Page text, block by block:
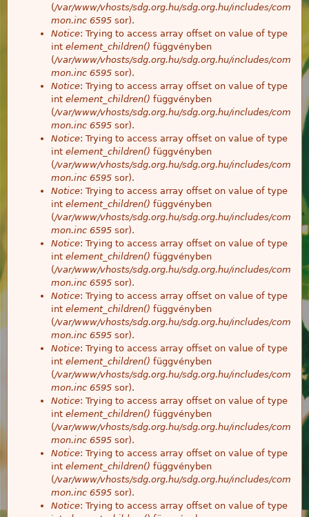
(/var/www/vhosts/sdg.org.hu/sdg.org.hu/includes/com
mon.inc 6595 sor).
Notice: Trying to access array offset on value of type
int element_children() függvényben
(/var/www/vhosts/sdg.org.hu/sdg.org.hu/includes/com
mon.inc 6595 sor).
Notice: Trying to access array offset on value of type
int element_children() függvényben
(/var/www/vhosts/sdg.org.hu/sdg.org.hu/includes/com
mon.inc 6595 sor).
Notice: Trying to access array offset on value of type
int element_children() függvényben
(/var/www/vhosts/sdg.org.hu/sdg.org.hu/includes/com
mon.inc 6595 sor).
Notice: Trying to access array offset on value of type
int element_children() függvényben
(/var/www/vhosts/sdg.org.hu/sdg.org.hu/includes/com
mon.inc 6595 sor).
Notice: Trying to access array offset on value of type
int element_children() függvényben
(/var/www/vhosts/sdg.org.hu/sdg.org.hu/includes/com
mon.inc 6595 sor).
Notice: Trying to access array offset on value of type
int element_children() függvényben
(/var/www/vhosts/sdg.org.hu/sdg.org.hu/includes/com
mon.inc 6595 sor).
Notice: Trying to access array offset on value of type
int element_children() függvényben
(/var/www/vhosts/sdg.org.hu/sdg.org.hu/includes/com
mon.inc 6595 sor).
Notice: Trying to access array offset on value of type
int element_children() függvényben
(/var/www/vhosts/sdg.org.hu/sdg.org.hu/includes/com
mon.inc 6595 sor).
Notice: Trying to access array offset on value of type
int element_children() függvényben
(/var/www/vhosts/sdg.org.hu/sdg.org.hu/includes/com
mon.inc 6595 sor).
Notice: Trying to access array offset on value of type